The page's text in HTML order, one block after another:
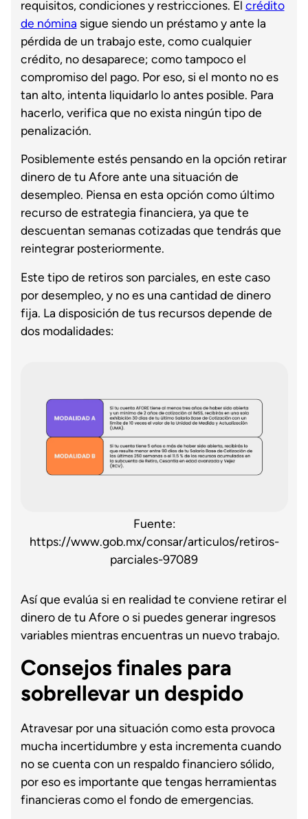
requisitos, condiciones y restricciones. El crédito
de nómina sigue siendo un préstamo y ante la
pérdida de un trabajo este, como cualquier
crédito, no desaparece; como tampoco el
compromiso del pago. Por eso, si el monto no es
tan alto, intenta liquidarlo lo antes posible. Para
hacerlo, verifica que no exista ningún tipo de
penalización.
Posiblemente estés pensando en la opción retirar
dinero de tu Afore ante una situación de
desempleo. Piensa en esta opción como último
recurso de estrategia financiera, ya que te
descuentan semanas cotizadas que tendrás que
reintegrar posteriormente.
Este tipo de retiros son parciales, en este caso
por desempleo, y no es una cantidad de dinero
fija. La disposición de tus recursos depende de
dos modalidades:
Fuente:
https://www.gob.mx/consar/articulos/retiros-
parciales-97089
Así que evalúa si en realidad te conviene retirar el
dinero de tu Afore o si puedes generar ingresos
variables mientras encuentras un nuevo trabajo.
Consejos finales para
sobrellevar un despido
Atravesar por una situación como esta provoca
mucha incertidumbre y esta incrementa cuando
no se cuenta con un respaldo financiero sólido,
por eso es importante que tengas herramientas
financieras como el fondo de emergencias.